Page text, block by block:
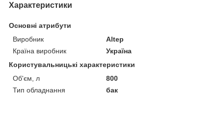
Характеристики
Основні атрибути
Виробник
Altep
Країна виробник
Україна
Користувальницькі характеристики
Об'єм, л
800
Тип обладнання
бак